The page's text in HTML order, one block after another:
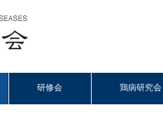
研修会 鶏病研究会